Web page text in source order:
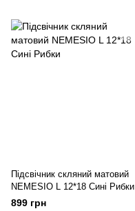
Підсвічник скляний матовий
NEMESIO L 12*18 Сині Рибки
899 грн